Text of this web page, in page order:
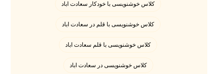
کلاس خوشنویسی با خودکار سعادت اباد
کلاس خوشنویسی با قلم در سعادت اباد
کلاس خوشنویسی با قلم سعادت اباد
کلاس خوشنویسی در سعادت اباد